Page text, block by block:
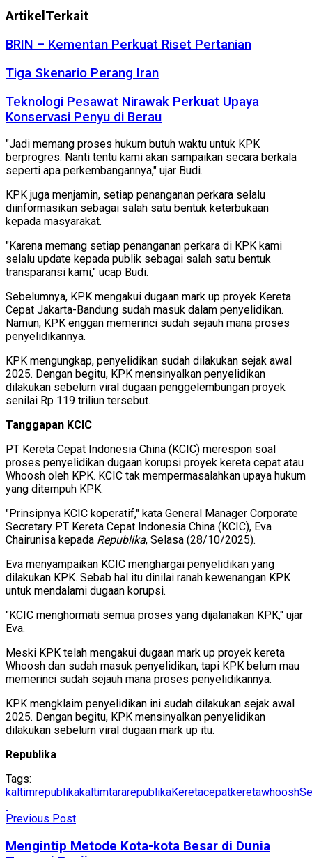
Artikel Terkait
BRIN – Kementan Perkuat Riset Pertanian
Tiga Skenario Perang Iran
Teknologi Pesawat Nirawak Perkuat Upaya
Konservasi Penyu di Berau
"Jadi memang proses hukum butuh waktu untuk KPK
berprogres. Nanti tentu kami akan sampaikan secara berkala
seperti apa perkembangannya," ujar Budi.
KPK juga menjamin, setiap penanganan perkara selalu
diinformasikan sebagai salah satu bentuk keterbukaan
kepada masyarakat.
"Karena memang setiap penanganan perkara di KPK kami
selalu update kepada publik sebagai salah satu bentuk
transparansi kami," ucap Budi.
Sebelumnya, KPK mengakui dugaan mark up proyek Kereta
Cepat Jakarta-Bandung sudah masuk dalam penyelidikan.
Namun, KPK enggan memerinci sudah sejauh mana proses
penyelidikannya.
KPK mengungkap, penyelidikan sudah dilakukan sejak awal
2025. Dengan begitu, KPK mensinyalkan penyelidikan
dilakukan sebelum viral dugaan penggelembungan proyek
senilai Rp 119 triliun tersebut.
Tanggapan KCIC
PT Kereta Cepat Indonesia China (KCIC) merespon soal
proses penyelidikan dugaan korupsi proyek kereta cepat atau
Whoosh oleh KPK. KCIC tak mempermasalahkan upaya hukum
yang ditempuh KPK.
"Prinsipnya KCIC koperatif," kata General Manager Corporate
Secretary PT Kereta Cepat Indonesia China (KCIC), Eva
Chairunisa kepada Republika, Selasa (28/10/2025).
Eva menyampaikan KCIC menghargai penyelidikan yang
dilakukan KPK. Sebab hal itu dinilai ranah kewenangan KPK
untuk mendalami dugaan korupsi.
"KCIC menghormati semua proses yang dijalanakan KPK," ujar
Eva.
Meski KPK telah mengakui dugaan mark up proyek kereta
Whoosh dan sudah masuk penyelidikan, tapi KPK belum mau
memerinci sudah sejauh mana proses penyelidikannya.
KPK mengklaim penyelidikan ini sudah dilakukan sejak awal
2025. Dengan begitu, KPK mensinyalkan penyelidikan
dilakukan sebelum viral dugaan mark up itu.
Republika
Tags:
kaltimrepublikakaltimtararepublikaKeretacepatkeretawhoosh
Previous Post
Mengintip Metode Kota-kota Besar di Dunia